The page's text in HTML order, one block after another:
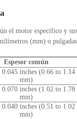
el motor específico y sus
(mm) o pulgadas
Espesor común
0.045 inches (0.66 to 1.14
mm)
0.070 inches (1.02 to 1.78
mm)
0.040 inches (0.51 to 1.02
mm)